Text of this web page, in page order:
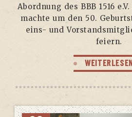
Abord­nung des BBB 1516
mach­te um den 50.
eins- und
feiern.